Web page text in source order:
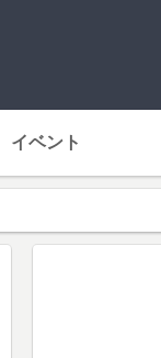
イベント